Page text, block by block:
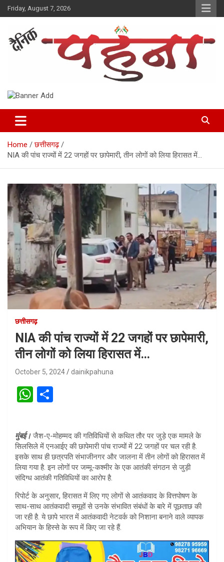
Skip
to
Friday, August 7, 2026
Dainik Pahuna
Home
छत्तीसगढ़
NIA की पांच राज्यों में 22 जगहों पर छापेमारी, तीन लोगों को लिया हिरासत में…
छत्तीसगढ़
NIA की पांच राज्यों में 22 जगहों पर छापेमारी,
तीन लोगों को लिया हिरासत में…
October 5, 2024 dainikpahuna
W
at
s
A
p
p
ar
e
मुंबई।जैश-ए-मोहम्मद की गतिविधियों से कथित तौर पर जुड़े एक मामले के
सिलसिले में एनआईए की छापेमारी पांच राज्यों में 22 जगहों पर चल रही है.
इसके साथ ही छत्रपति संभाजीनगर और जालना में तीन लोगों को हिरासत में
लिया गया है. इन लोगों पर जम्मू-कश्मीर के एक आतंकी संगठन से जुड़ी
संदिग्ध आतंकी गतिविधियों का आरोप है.
रिपोर्ट के अनुसार, हिरासत में लिए गए लोगों से आतंकवाद के वित्तपोषण के
साथ-साथ आतंकवादी समूहों से उनके संभावित संबंधों के बारे में पूछताछ की
जा रही है. ये छापे भारत में आतंकवादी नेटवर्क को निशाना बनाने वाले व्यापक
अभियान के हिस्से के रूप में किए जा रहे हैं.